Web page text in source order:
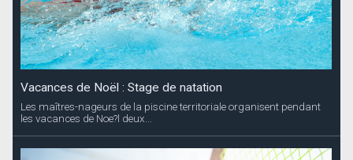
Vacances de Noël : Stage de natation
Les maîtres-nageurs de la piscine territoriale organisent pendant
les vacances de Noe?l deux...